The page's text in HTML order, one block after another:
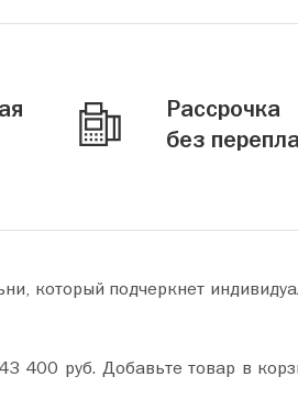
Рассрочка
без
который подчеркнет
и оформите